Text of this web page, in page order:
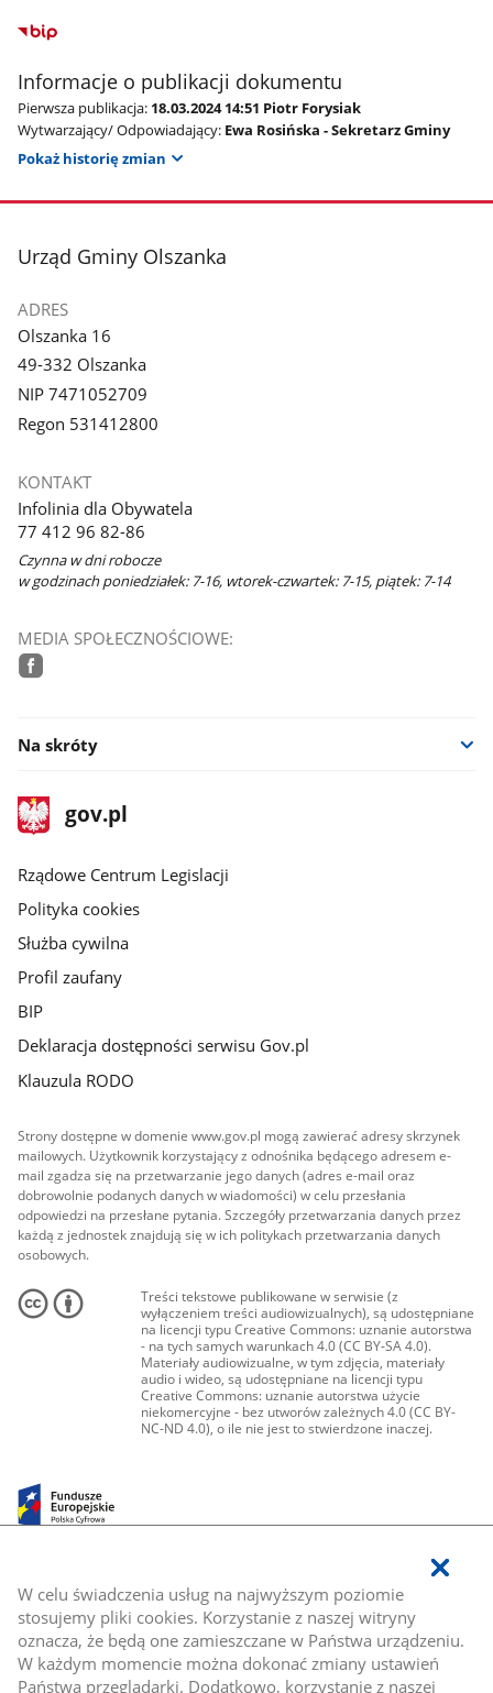
W celu świadczenia usług na najwyższym poziomie
stosujemy pliki cookies. Korzystanie z naszej witryny
oznacza, że będą one zamieszczane w Państwa urządzeniu.
W każdym momencie można dokonać zmiany ustawień
Państwa przeglądarki. Dodatkowo, korzystanie z naszej
Informacje o publikacji dokumentu
Pierwsza publikacja: 18.03.2024 14:51 Piotr Forysiak
Wytwarzający/ Odpowiadający: Ewa Rosińska - Sekretarz Gminy
Pokaż historię zmian
stopka
Urząd Gminy Olszanka
ADRES
Olszanka 16
49-332 Olszanka
NIP 7471052709
Regon 531412800
KONTAKT
Infolinia dla Obywatela
77 412 96 82-86
Czynna w dni robocze
w godzinach poniedziałek: 7-16, wtorek-czwartek: 7-15, piątek: 7-14
MEDIA SPOŁECZNOŚCIOWE:
Na skróty
stopka
gov.plStrona
gov.pl
Rządowe Centrum Legislacji
Polityka cookies
Służba cywilna
Profil zaufany
BIP
Deklaracja dostępności serwisu Gov.pl
Klauzula RODO
Strony dostępne w domenie www.gov.pl mogą zawierać adresy skrzynek
mailowych. Użytkownik korzystający z odnośnika będącego adresem e-
mail zgadza się na przetwarzanie jego danych (adres e-mail oraz
dobrowolnie podanych danych w wiadomości) w celu przesłania
odpowiedzi na przesłane pytania. Szczegóły przetwarzania danych przez
każdą z jednostek znajdują się w ich politykach przetwarzania danych
osobowych.
Treści tekstowe publikowane w serwisie (z
wyłączeniem treści audiowizualnych), są udostępniane
na licencji typu Creative Commons: uznanie autorstwa
- na tych samych warunkach 4.0 (CC BY-SA 4.0).
Materiały audiowizualne, w tym zdjęcia, materiały
audio i wideo, są udostępniane na licencji typu
Creative Commons: uznanie autorstwa użycie
niekomercyjne - bez utworów zależnych 4.0 (CC BY-
NC-ND 4.0), o ile nie jest to stwierdzone inaczej.